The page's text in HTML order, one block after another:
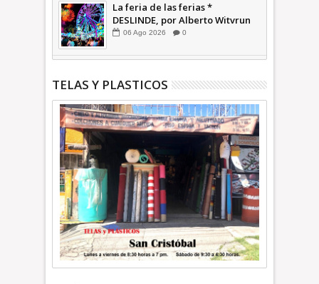
La feria de las ferias *
DESLINDE, por Alberto Witvrun
06 Ago 2026 0
TELAS Y PLASTICOS